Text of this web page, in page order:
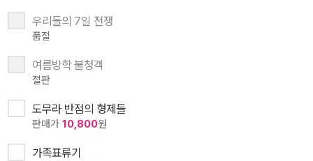
우리들의 7일 전쟁
품절
여름방학 불청객
절판
도무라 반점의 형제들
판매가 10,800원
가족표류기